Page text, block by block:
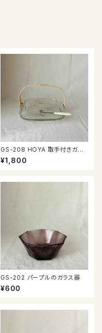
GS-208 HOYA 取手付きガラ
ス皿
¥1,800
GS-202 パープルのガラス器
¥600